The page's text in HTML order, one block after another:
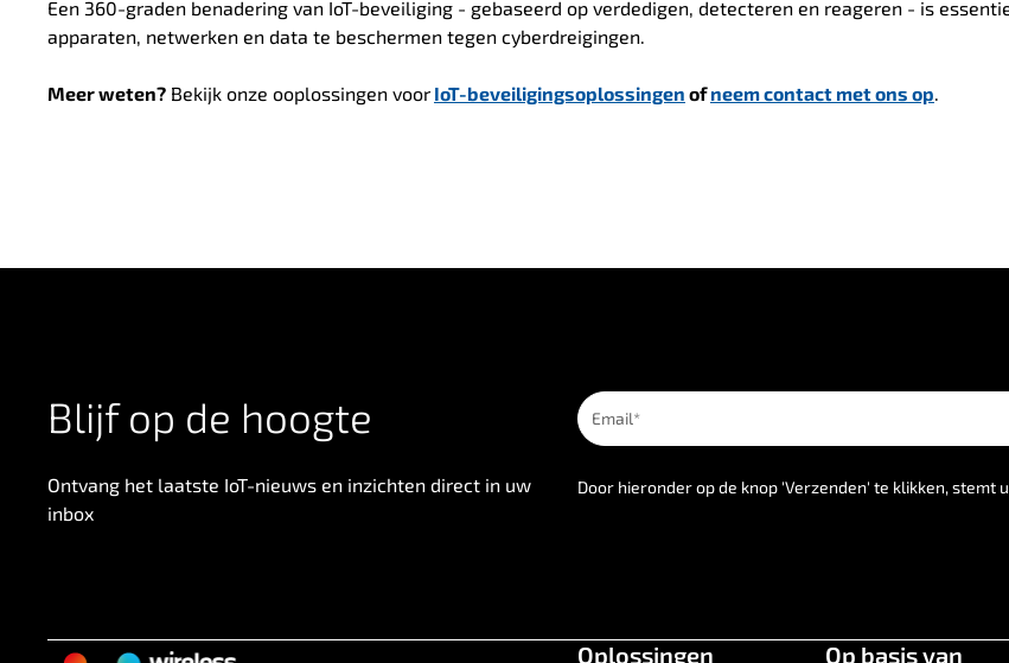
Een 360-graden benadering van IoT-beveiliging - gebaseerd op verdedigen, detecteren en reageren - is
apparaten, netwerken en data te beschermen tegen cyberdreigingen.
Meer weten? Bekijk onze ooplossingen voor IoT-beveiligingsoplossingen ofneem contact met ons op.
Blijf op de hoogte
Ontvang het laatste IoT-nieuws en inzichten direct in uw
inbox
Door hieronder op de knop 'Verzenden' te klikken, stemt
Oplossingen Op basis van